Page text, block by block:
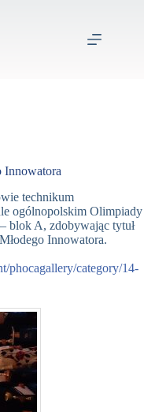
Innowatora
technikum
ogólnopolskim Olimpiady
blok A, zdobywając tytuł
Innowatora.
phocagallery/category/14-